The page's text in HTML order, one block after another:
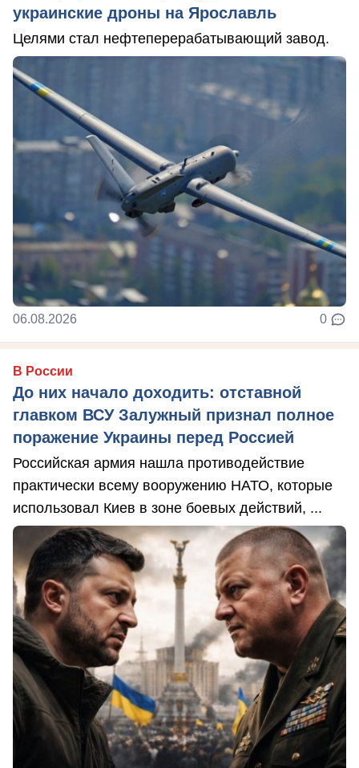
украинские дроны на Ярославль
Целями стал нефтеперерабатывающий завод.
06.08.2026 0
В России
До них начало доходить: отставной
главком ВСУ Залужный признал полное
поражение Украины перед Россией
Российская армия нашла противодействие
практически всему вооружению НАТО, которые
использовал Киев в зоне боевых действий, ...